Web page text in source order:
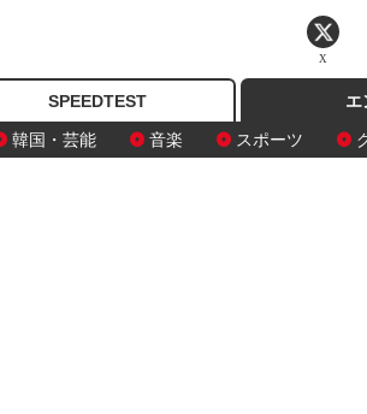
SPEEDTEST
エ
韓国・芸能 音楽 スポーツ
X